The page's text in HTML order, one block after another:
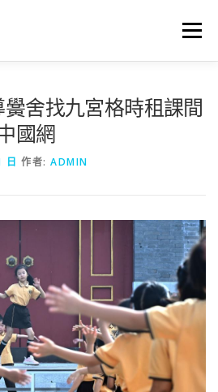
選單
舍找九宮格時租課間
國網
日 作者: ADMIN